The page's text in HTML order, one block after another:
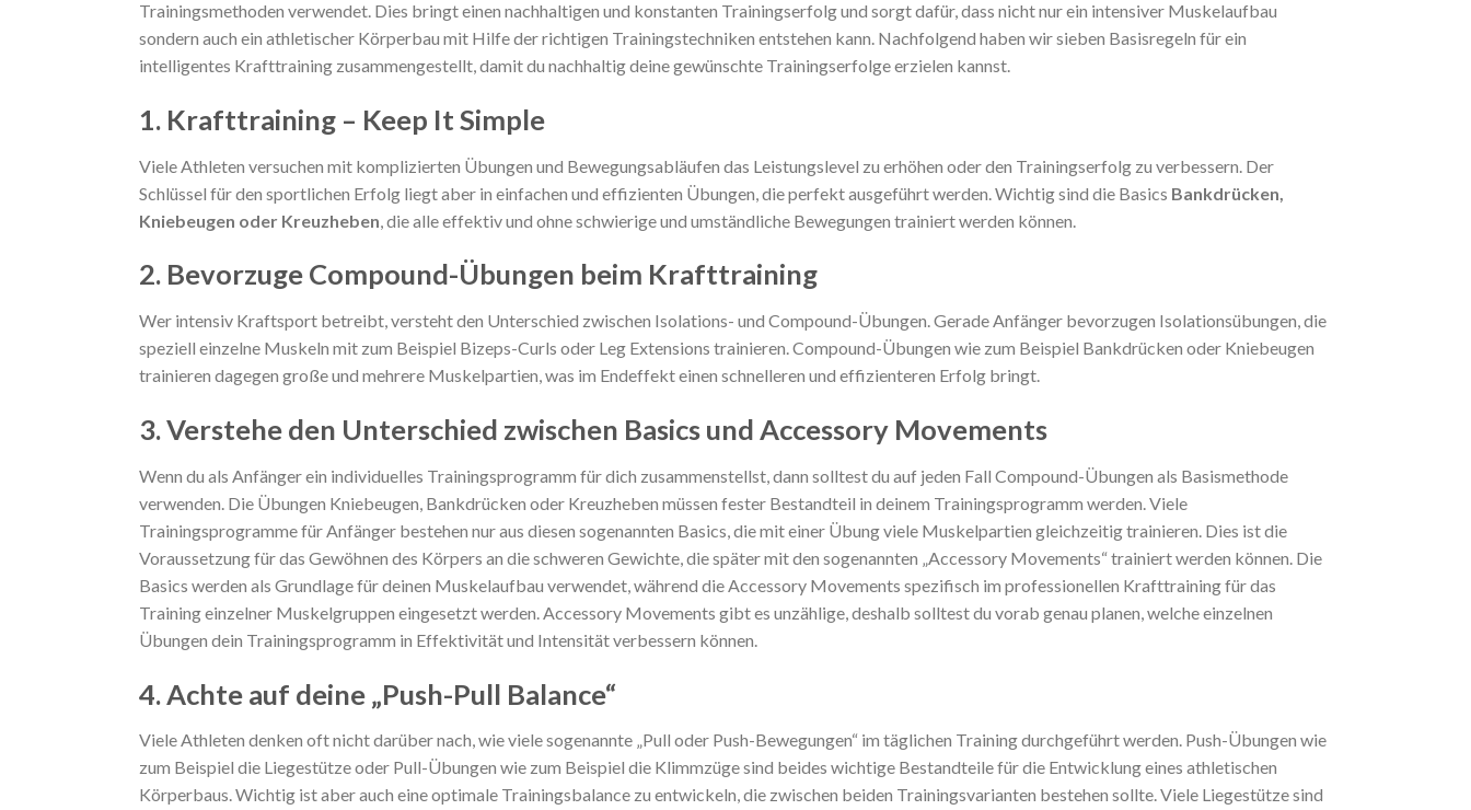
Trainingsmethoden verwendet. Dies bringt einen nachhaltigen und konstanten Trainingserfolg und sorgt dafür, dass nicht nur ein intensiver Muskelaufbau
sondern auch ein athletischer Körperbau mit Hilfe der richtigen Trainingstechniken entstehen kann. Nachfolgend haben wir sieben Basisregeln für ein
intelligentes Krafttraining zusammengestellt, damit du nachhaltig deine gewünschte Trainingserfolge erzielen kannst.
1. Krafttraining – Keep It Simple
Viele Athleten versuchen mit komplizierten Übungen und Bewegungsabläufen das Leistungslevel zu erhöhen oder den Trainingserfolg zu verbessern. Der
Schlüssel für den sportlichen Erfolg liegt aber in einfachen und effizienten Übungen, die perfekt ausgeführt werden. Wichtig sind die Basics Bankdrücken,
Kniebeugen oder Kreuzheben , die alle effektiv und ohne schwierige und umständliche Bewegungen trainiert werden können.
2. Bevorzuge Compound-Übungen beim Krafttraining
Wer intensiv Kraftsport betreibt, versteht den Unterschied zwischen Isolations- und Compound-Übungen. Gerade Anfänger bevorzugen Isolationsübungen, die
speziell einzelne Muskeln mit zum Beispiel Bizeps-Curls oder Leg Extensions trainieren. Compound-Übungen wie zum Beispiel Bankdrücken oder Kniebeugen
trainieren dagegen große und mehrere Muskelpartien, was im Endeffekt einen schnelleren und effizienteren Erfolg bringt.
3. Verstehe den Unterschied zwischen Basics und Accessory Movements
Wenn du als Anfänger ein individuelles Trainingsprogramm für dich zusammenstellst, dann solltest du auf jeden Fall Compound-Übungen als Basismethode
verwenden. Die Übungen Kniebeugen, Bankdrücken oder Kreuzheben müssen fester Bestandteil in deinem Trainingsprogramm werden. Viele
Trainingsprogramme für Anfänger bestehen nur aus diesen sogenannten Basics, die mit einer Übung viele Muskelpartien gleichzeitig trainieren. Dies ist die
Voraussetzung für das Gewöhnen des Körpers an die schweren Gewichte, die später mit den sogenannten „Accessory Movements“ trainiert werden können. Die
Basics werden als Grundlage für deinen Muskelaufbau verwendet, während die Accessory Movements spezifisch im professionellen Krafttraining für das
Training einzelner Muskelgruppen eingesetzt werden. Accessory Movements gibt es unzählige, deshalb solltest du vorab genau planen, welche einzelnen
Übungen dein Trainingsprogramm in Effektivität und Intensität verbessern können.
4. Achte auf deine „Push-Pull Balance“
Viele Athleten denken oft nicht darüber nach, wie viele sogenannte „Pull oder Push-Bewegungen“ im täglichen Training durchgeführt werden. Push-Übungen wie
zum Beispiel die Liegestütze oder Pull-Übungen wie zum Beispiel die Klimmzüge sind beides wichtige Bestandteile für die Entwicklung eines athletischen
Körperbaus. Wichtig ist aber auch eine optimale Trainingsbalance zu entwickeln, die zwischen beiden Trainingsvarianten bestehen sollte. Viele Liegestütze sind